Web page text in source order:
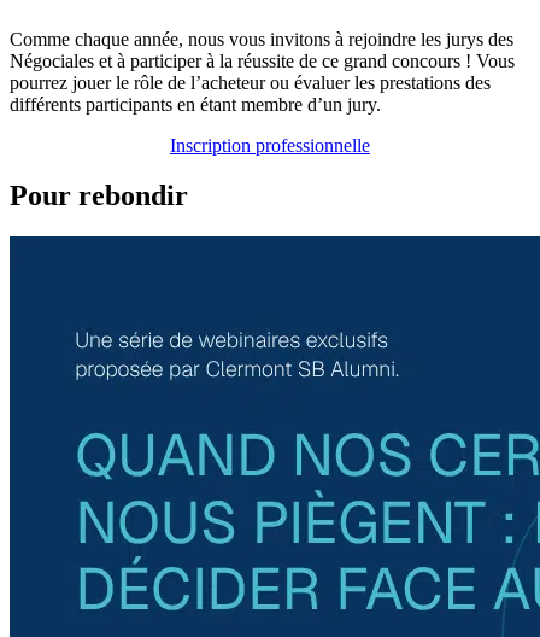
Comme chaque année, nous vous invitons à rejoindre les jurys des
Négociales et à participer à la réussite de ce grand concours ! Vous
pourrez jouer le rôle de l’acheteur ou évaluer les prestations des
différents participants en étant membre d’un jury.
Inscription professionnelle
Pour rebondir